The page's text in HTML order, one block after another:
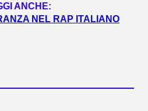
ANCHE:
NEL RAP ITALIANO